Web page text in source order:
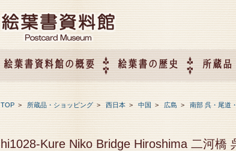
絵葉書資料館の概要 絵葉書の歴史 所蔵品
TOP > 所蔵品・ショッピング > 西日本 > 中国 > 広島 > 南部 呉・尾道
hi1028-Kure Niko Bridge Hiroshima 二河橋